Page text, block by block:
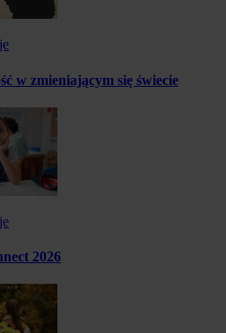
w zmieniającym się świecie
2026